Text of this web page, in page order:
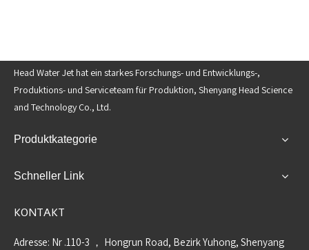
Head Water Jet hat ein starkes Forschungs- und Entwicklungs-,
Produktions- und Serviceteam für Produktion, Shenyang Head Science
and Technology Co., Ltd.
Produktkategorie
Schneller Link
KONTAKT
Adresse: Nr .110-3 ， Hongrun Road, Bezirk Yuhong, Shenyang